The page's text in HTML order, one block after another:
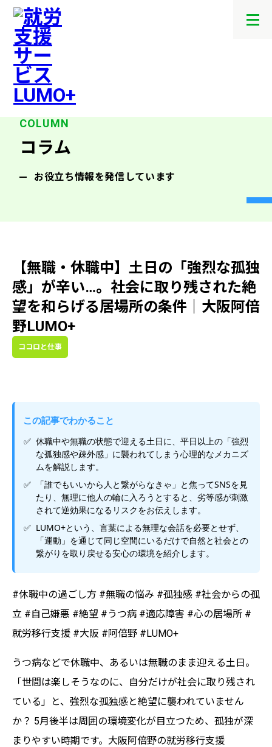
メ
コラム
お役立ち情報を発信しています
【無職・休職中】土日の「強烈な孤独
感」が辛い…。社会に取り残された絶
望を和らげる居場所の条件｜大阪阿倍
野LUMO+
ココロと仕事
この記事でわかること
休職中や無職の状態で迎える土日に、平日以上の「強烈
な孤独感や疎外感」に襲われてしまう心理的なメカニズ
ムを解説します。
「誰でもいいから人と繋がらなきゃ」と焦ってSNSを見
たり、無理に他人の輪に入ろうとすると、劣等感が刺激
されて逆効果になるリスクをお伝えします。
LUMO+という、言葉による無理な会話を必要とせず、
「運動」を通じて同じ空間にいるだけで自然と社会との
繋がりを取り戻せる安心の環境を紹介します。
#休職中の過ごし方 #無職の悩み #孤独感 #社会からの孤
立 #自己嫌悪 #絶望 #うつ病 #適応障害 #心の居場所 #
就労移行支援 #大阪 #阿倍野 #LUMO+
うつ病などで休職中、あるいは無職のまま迎える土日。
「世間は楽しそうなのに、自分だけが社会に取り残され
ている」と、強烈な孤独感と絶望に襲われていません
か？ 5月後半は周囲の環境変化が目立つため、孤独が深
まりやすい時期です。大阪阿倍野の就労移行支援